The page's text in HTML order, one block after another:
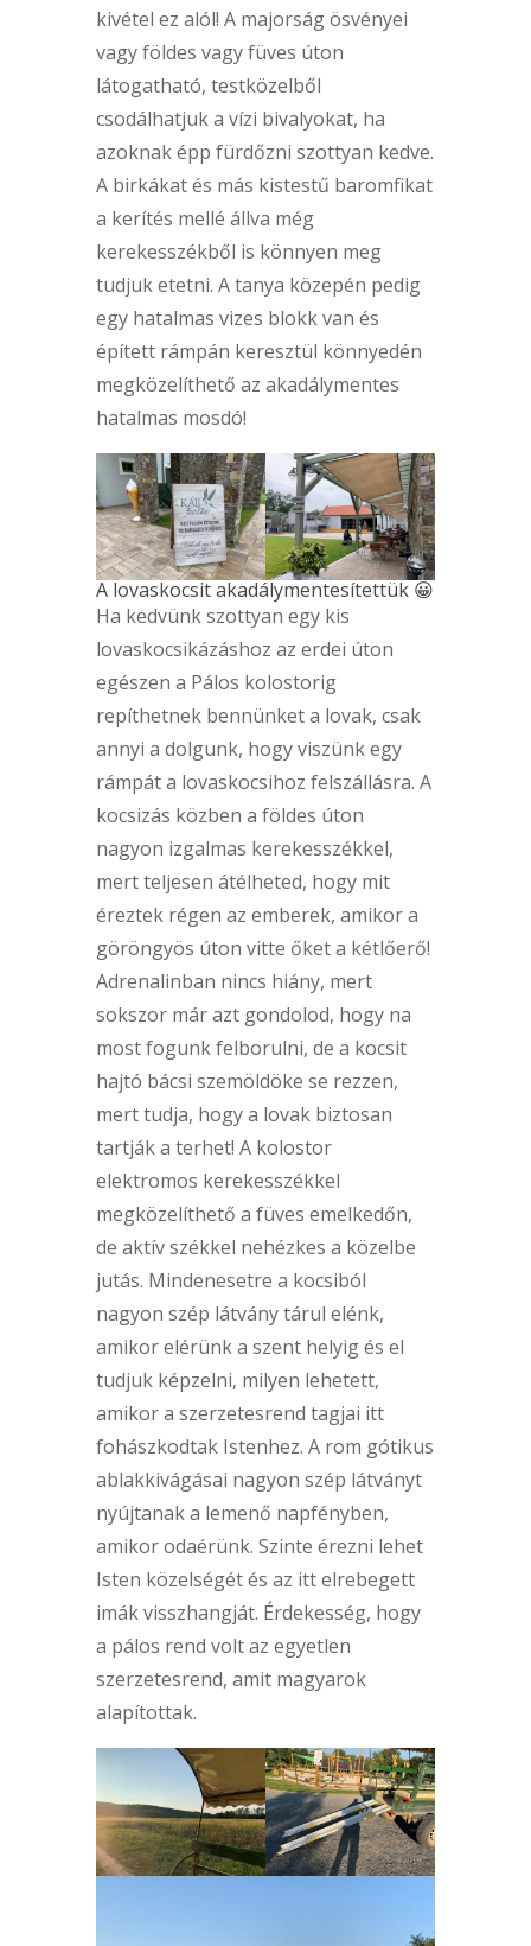
kivétel ez alól! A majorság ösvényei
vagy földes vagy füves úton
látogatható, testközelből
csodálhatjuk a vízi bivalyokat, ha
azoknak épp fürdőzni szottyan kedve.
A birkákat és más kistestű baromfikat
a kerítés mellé állva még
kerekesszékből is könnyen meg
tudjuk etetni. A tanya közepén pedig
egy hatalmas vizes blokk van és
épített rámpán keresztül könnyedén
megközelíthető az akadálymentes
hatalmas mosdó!
A lovaskocsit akadálymentesítettük 😀
Ha kedvünk szottyan egy kis
lovaskocsikázáshoz az erdei úton
egészen a Pálos kolostorig
repíthetnek bennünket a lovak, csak
annyi a dolgunk, hogy viszünk egy
rámpát a lovaskocsihoz felszállásra. A
kocsizás közben a földes úton
nagyon izgalmas kerekesszékkel,
mert teljesen átélheted, hogy mit
éreztek régen az emberek, amikor a
göröngyös úton vitte őket a kétlőerő!
Adrenalinban nincs hiány, mert
sokszor már azt gondolod, hogy na
most fogunk felborulni, de a kocsit
hajtó bácsi szemöldöke se rezzen,
mert tudja, hogy a lovak biztosan
tartják a terhet! A kolostor
elektromos kerekesszékkel
megközelíthető a füves emelkedőn,
de aktív székkel nehézkes a közelbe
jutás. Mindenesetre a kocsiból
nagyon szép látvány tárul elénk,
amikor elérünk a szent helyig és el
tudjuk képzelni, milyen lehetett,
amikor a szerzetesrend tagjai itt
fohászkodtak Istenhez. A rom gótikus
ablakkivágásai nagyon szép látványt
nyújtanak a lemenő napfényben,
amikor odaérünk. Szinte érezni lehet
Isten közelségét és az itt elrebegett
imák visszhangját. Érdekesség, hogy
a pálos rend volt az egyetlen
szerzetesrend, amit magyarok
alapítottak.